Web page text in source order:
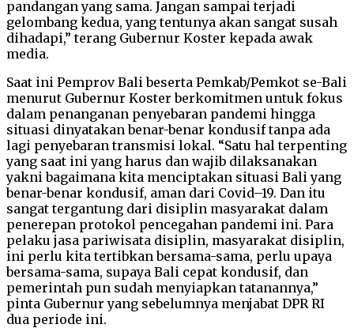
pandangan yang sama. Jangan sampai terjadi
gelombang kedua, yang tentunya akan sangat susah
dihadapi,” terang Gubernur Koster kepada awak
media.
Saat ini Pemprov Bali beserta Pemkab/Pemkot se-Bali
menurut Gubernur Koster berkomitmen untuk fokus
dalam penanganan penyebaran pandemi hingga
situasi dinyatakan benar-benar kondusif tanpa ada
lagi penyebaran transmisi lokal. “Satu hal terpenting
yang saat ini yang harus dan wajib dilaksanakan
yakni bagaimana kita menciptakan situasi Bali yang
benar-benar kondusif, aman dari Covid–19. Dan itu
sangat tergantung dari disiplin masyarakat dalam
penerepan protokol pencegahan pandemi ini. Para
pelaku jasa pariwisata disiplin, masyarakat disiplin,
ini perlu kita tertibkan bersama-sama, perlu upaya
bersama-sama, supaya Bali cepat kondusif, dan
pemerintah pun sudah menyiapkan tatanannya,”
pinta Gubernur yang sebelumnya menjabat DPR RI
dua periode ini.